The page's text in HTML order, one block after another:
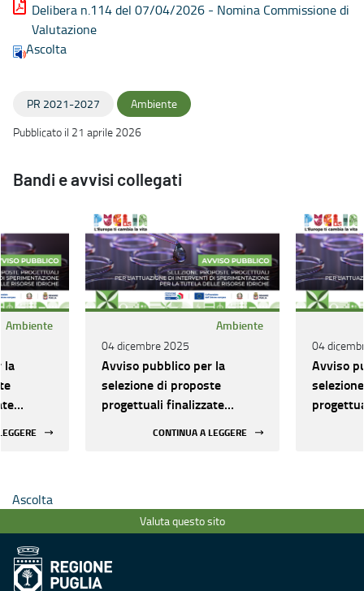
Delibera n.114 del 07/04/2026 - Nomina Commissione di
Valutazione
Ascolta
PR 2021-2027
Ambiente
Pubblicato il 21 aprile 2026
Bandi e avvisi collegati
Ambiente
la
Ambiente
04 dicembre 2025
Avviso pubblico per la
selezione di proposte
progettuali finalizzate
CONTINUA A LEGGERE
04
Avviso
Ascolta
Valuta questo sito